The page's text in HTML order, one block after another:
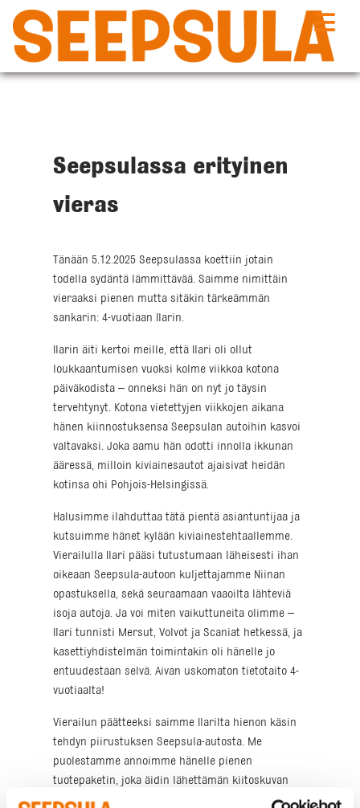
Siirry
sisältöön
Seepsulassa erityinen
vieras
Tänään 5.12.2025 Seepsulassa koettiin jotain
todella sydäntä lämmittävää. Saimme nimittäin
vieraaksi pienen mutta sitäkin tärkeämmän
sankarin: 4-vuotiaan Ilarin.
Ilarin äiti kertoi meille, että Ilari oli ollut
loukkaantumisen vuoksi kolme viikkoa kotona
päiväkodista – onneksi hän on nyt jo täysin
tervehtynyt. Kotona vietettyjen viikkojen aikana
hänen kiinnostuksensa Seepsulan autoihin kasvoi
valtavaksi. Joka aamu hän odotti innolla ikkunan
ääressä, milloin kiviainesautot ajaisivat heidän
kotinsa ohi Pohjois-Helsingissä.
Halusimme ilahduttaa tätä pientä asiantuntijaa ja
kutsuimme hänet kylään kiviainestehtaallemme.
Vierailulla Ilari pääsi tutustumaan läheisesti ihan
oikeaan Seepsula-autoon kuljettajamme Niinan
opastuksella, sekä seuraamaan vaaoilta lähteviä
isoja autoja. Ja voi miten vaikuttuneita olimme –
Ilari tunnisti Mersut, Volvot ja Scaniat hetkessä, ja
kasettiyhdistelmän toimintakin oli hänelle jo
entuudestaan selvä. Aivan uskomaton tietotaito 4-
vuotiaalta!
Vierailun päätteeksi saimme Ilarilta hienon käsin
tehdyn piirustuksen Seepsula-autosta. Me
puolestamme annoimme hänelle pienen
tuotepaketin, joka äidin lähettämän kiitoskuvan
perusteella oli erittäin mieleinen.